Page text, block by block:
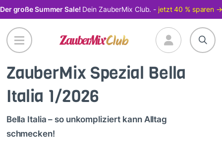
Direkt
zum
Inhalt
Der große Summer Sale! Dein ZauberMix Club. - jetzt 40 % sparen →
ZauberMix Spezial Bella
Italia 1/2026
Bella Italia – so unkompliziert kann Alltag
schmecken!